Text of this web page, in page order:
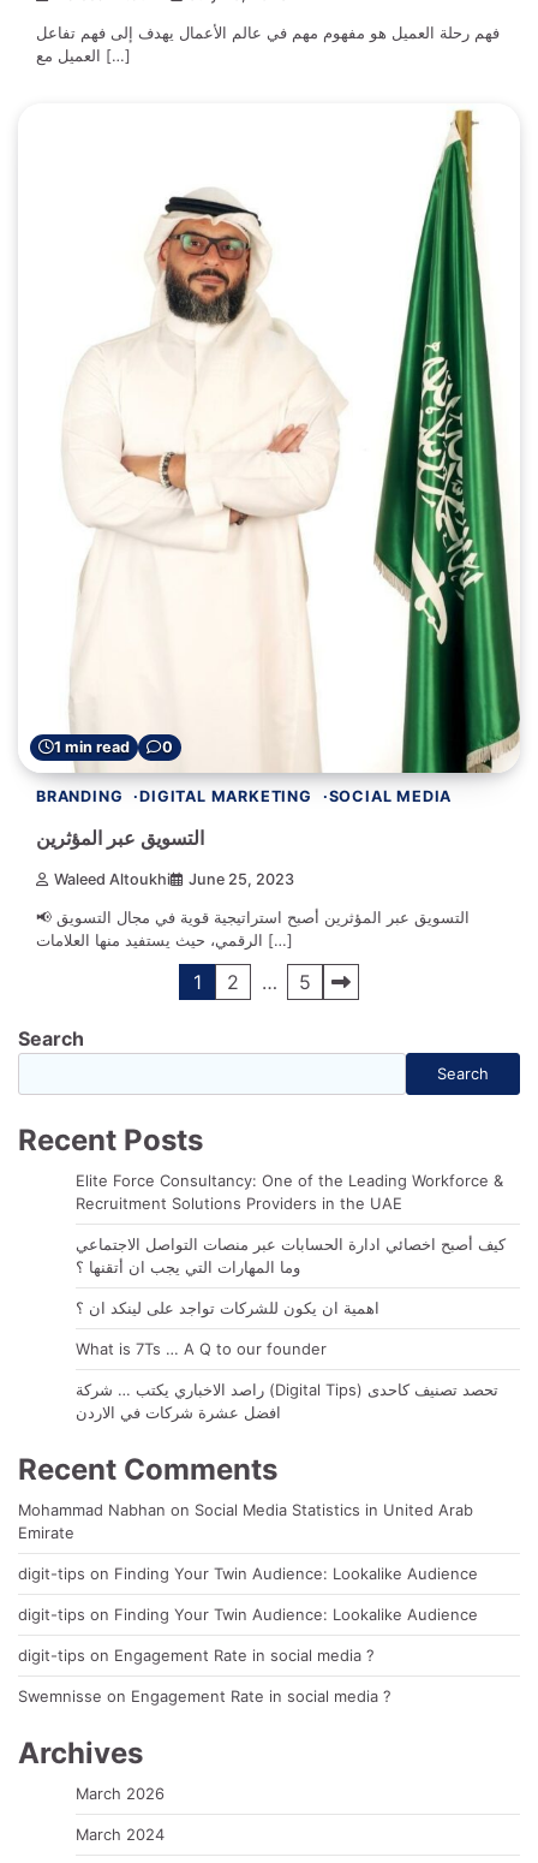
فهم رحلة العميل هو مفهوم مهم في عالم الأعمال يهدف إلى فهم تفاعل
العميل مع […]
1 min read 0
BRANDING DIGITAL MARKETING SOCIAL MEDIA
التسويق عبر المؤثرين
Waleed Altoukhi June 25, 2023
📢 التسويق عبر المؤثرين أصبح استراتيجية قوية في مجال التسويق
الرقمي، حيث يستفيد منها العلامات […]
navigation
1 2 … 5
Search
Search
Recent Posts
Elite Force Consultancy: One of the Leading Workforce &
Recruitment Solutions Providers in the UAE
كيف أصبح اخصائي ادارة الحسابات عبر منصات التواصل الاجتماعي
وما المهارات التي يجب ان أتقنها ؟
اهمية ان يكون للشركات تواجد على لينكد ان ؟
What is 7Ts … A Q to our founder
راصد الاخباري يكتب … شركة (Digital Tips) تحصد تصنيف كاحدى
افضل عشرة شركات في الاردن
Recent Comments
Mohammad Nabhan on Social Media Statistics in United Arab
Emirate
digit-tips on Finding Your Twin Audience: Lookalike Audience
digit-tips on Finding Your Twin Audience: Lookalike Audience
digit-tips on Engagement Rate in social media ?
Swemnisse on Engagement Rate in social media ?
Archives
March 2026
March 2024